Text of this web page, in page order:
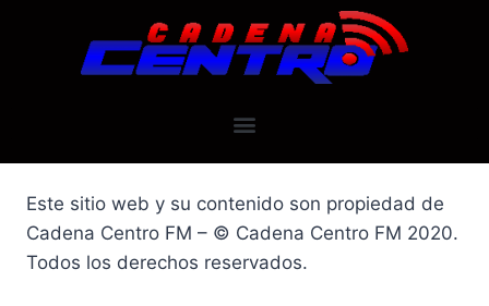
Este sitio web y su contenido son propiedad de
Cadena Centro FM – © Cadena Centro FM 2020.
Todos los derechos reservados.